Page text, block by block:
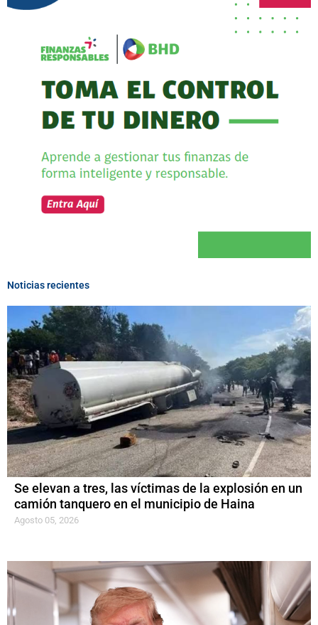
Noticias recientes
Se elevan a tres, las víctimas de la explosión en un
camión tanquero en el municipio de Haina
Agosto 05, 2026